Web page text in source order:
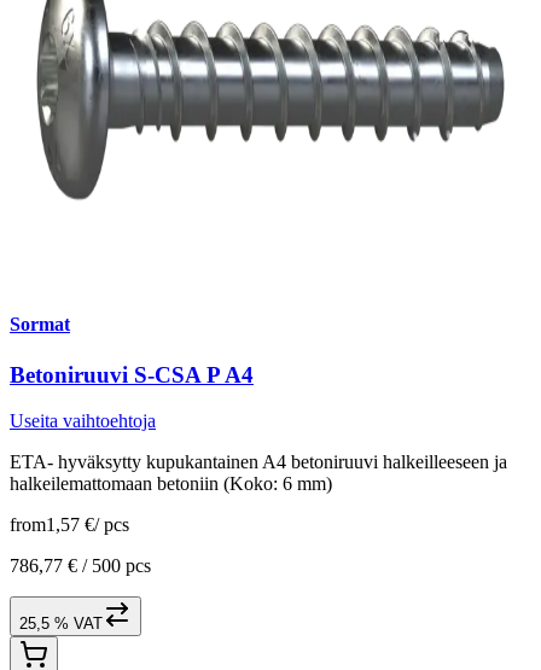
Sormat
Betoniruuvi S-CSA P A4
Useita vaihtoehtoja
ETA- hyväksytty kupukantainen A4 betoniruuvi halkeilleeseen ja
halkeilemattomaan betoniin (Koko: 6 mm)
from1,57 €/ pcs
786,77 € / 500 pcs
25,5 % VAT